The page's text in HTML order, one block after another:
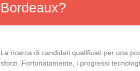
Bordeaux?
La ricerca di candidati qualificati per una
sforzi. Fortunatamente, i progressi